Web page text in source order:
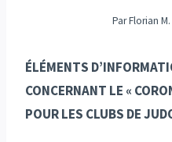
ParFlorian M.
ÉLÉMENTS
CONCERNANT LE «
POUR LES CLUBS DE